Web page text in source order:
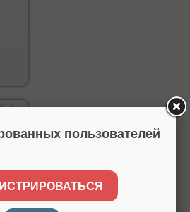
пользователей